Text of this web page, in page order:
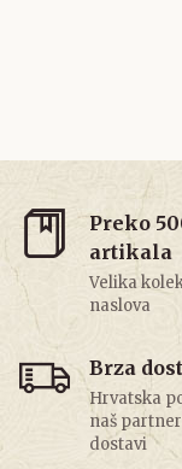
Preko
artikala
Velika
naslova
Brza
Hrvatska
naš
dostavi